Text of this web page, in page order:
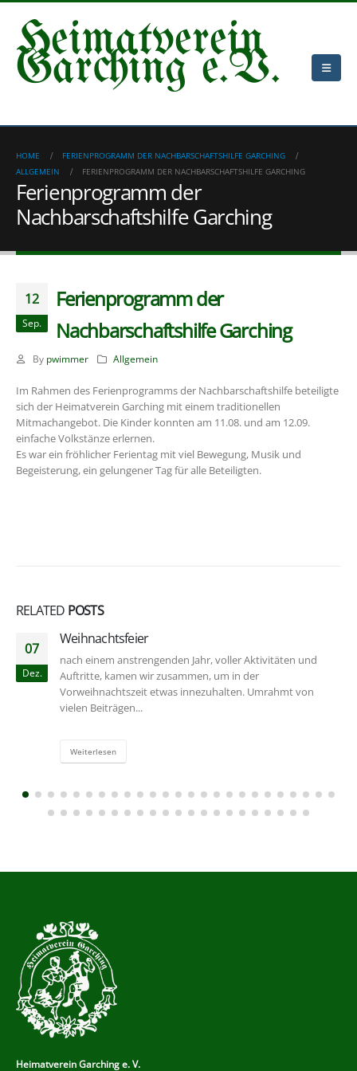
Heimatverein
Garching e.V.
HOME
FERIENPROGRAMM DER NACHBARSCHAFTSHILFE GARCHING
ALLGEMEIN
FERIENPROGRAMM DER NACHBARSCHAFTSHILFE GARCHING
Ferienprogramm der
Nachbarschaftshilfe Garching
12
Sep.
Ferienprogramm der
Nachbarschaftshilfe Garching
By pwimmer Allgemein
Im Rahmen des Ferienprogramms der Nachbarschaftshilfe beteiligte
sich der Heimatverein Garching mit einem traditionellen
Mitmachangebot. Die Kinder konnten am 11.08. und am 12.09.
einfache Volkstänze erlernen.
Es war ein fröhlicher Ferientag mit viel Bewegung, Musik und
Begeisterung, ein gelungener Tag für alle Beteiligten.
RELATED POSTS
07
Dez.
Weihnachtsfeier
nach einem anstrengenden Jahr, voller Aktivitäten und
Auftritte, kamen wir zusammen, um in der
Vorweihnachtszeit etwas innezuhalten. Umrahmt von
vielen Beiträgen...
Weiterlesen
Heimatverein Garching e. V.